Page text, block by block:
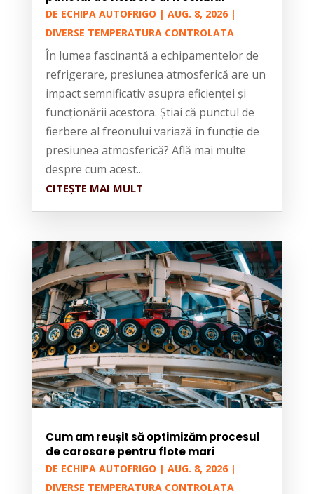
DE ECHIPA AUTOFRIGO | AUG. 8, 2026|
DIVERSE TEMPERATURA CONTROLATA
În lumea fascinantă a echipamentelor de
refrigerare, presiunea atmosferică are un
impact semnificativ asupra eficienței și
funcționării acestora. Știai că punctul de
fierbere al freonului variază în funcție de
presiunea atmosferică? Află mai multe
despre cum acest...
CITEȘTE MAI MULT
Cum am reușit să optimizăm procesul
de carosare pentru flote mari
DE ECHIPA AUTOFRIGO | AUG. 8, 2026|
DIVERSE TEMPERATURA CONTROLATA